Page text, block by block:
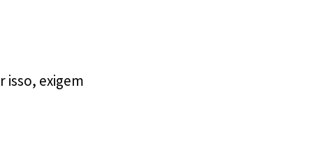
isso, exigem